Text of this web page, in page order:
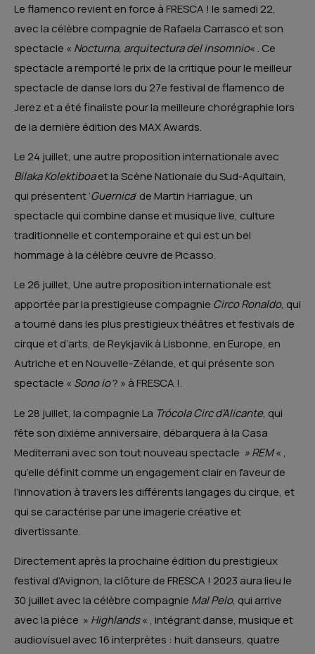
Le flamenco revient en force à FRESCA ! le samedi 22,
avec la célèbre compagnie de Rafaela Carrasco et son
spectacle « Nocturna, arquitectura del insomnio« . Ce
spectacle a remporté le prix de la critique pour le meilleur
spectacle de danse lors du 27e festival de flamenco de
Jerez et a été finaliste pour la meilleure chorégraphie lors
de la dernière édition des MAX Awards.
Le 24 juillet, une autre proposition internationale avec
Bilaka Kolektiboaet la Scène Nationale du Sud-Aquitain,
qui présentent ‘Guernica‘ de Martin Harriague, un
spectacle qui combine danse et musique live, culture
traditionnelle et contemporaine et qui est un bel
hommage à la célèbre œuvre de Picasso.
Le 26 juillet, Une autre proposition internationale est
apportée par la prestigieuse compagnie Circo Ronaldo, qui
a tourné dans les plus prestigieux théâtres et festivals de
cirque et d’arts, de Reykjavik à Lisbonne, en Europe, en
Autriche et en Nouvelle-Zélande, et qui présente son
spectacle « Sono io? » à FRESCA !.
Le 28 juillet, la compagnie La Trócola Circ d’Alicante, qui
fête son dixième anniversaire, débarquera à la Casa
Mediterrani avec son tout nouveau spectacle » REM« ,
qu’elle définit comme un engagement clair en faveur de
l’innovation à travers les différents langages du cirque, et
qui se caractérise par une imagerie créative et
divertissante.
Directement après la prochaine édition du prestigieux
festival d’Avignon, la clôture de FRESCA ! 2023 aura lieu le
30 juillet avec la célèbre compagnie Mal Pelo, qui arrive
avec la pièce » Highlands« , intégrant danse, musique et
audiovisuel avec 16 interprètes : huit danseurs, quatre